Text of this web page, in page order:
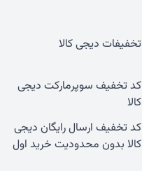
تخفیفات دیجی کالا
کد تخفیف سوپرمارکت دیجی
کالا
کد تخفیف ارسال رایگان دیجی
کالا بدون محدودیت خرید اول